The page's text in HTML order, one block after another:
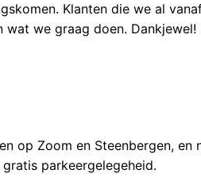
Klanten die we al
wat we graag doen. Dankjewel!
op Zoom en Steenbergen, en
parkeergelegeheid.